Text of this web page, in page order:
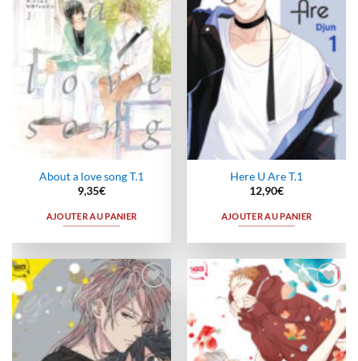
About a love song T.1
9,35€
AJOUTER AU PANIER
Here U Are T.1
12,90€
AJOUTER AU PANIER
Ajouter
à la
wishlist
Ajouter
à la
wishlist